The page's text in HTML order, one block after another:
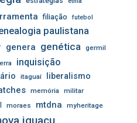
filiação futebol
paulistana
genera genética germil
inquisição
itaguaí liberalismo
memória militar
moraes mtdna
myheritage